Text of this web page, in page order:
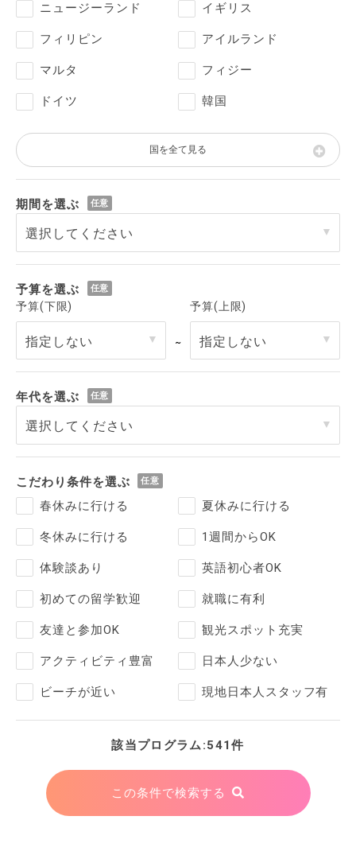
ニュージーランド イギリス
フィリピン アイルランド
マルタ フィジー
ドイツ 韓国
国を全て見る
期間を選ぶ
予算を選ぶ
予算(下限)
～
予算(上限)
年代を選ぶ
こだわり条件を選ぶ
春休みに行ける
夏休みに行ける
冬休みに行ける 1週間からOK
体験談あり 英語初心者OK
初めての留学歓迎 就職に有利
友達と参加OK 観光スポット充実
アクティビティ豊富 日本人少ない
ビーチが近い 現地日本人スタッフ有
該当プログラム:541件
この条件で検索する